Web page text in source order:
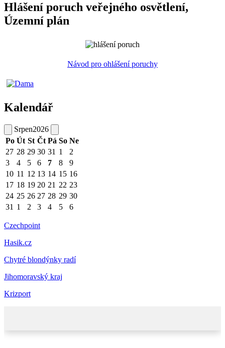
Hlášení poruch veřejného osvětlení,
Územní plán
Návod pro ohlášení poruchy
Kalendář
Srpen2026
Po Út St Čt Pá So Ne
27 28 29 30 31 1
2
3
4 5 6 7 8
9
10 11 12 13 14 15 16
17 18 19 20 21 22 23
24 25 26 27 28 29 30
31 1 2 3 4 5 6
Czechpoint
Hasik.cz
Chytré blondýnky radí
Jihomoravský kraj
Krizport